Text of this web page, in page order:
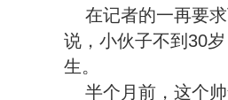
在记者的一再要
说，小伙子不到30
生。
半个月前，这个